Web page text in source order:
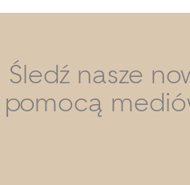
Śledź nasze
pomocą